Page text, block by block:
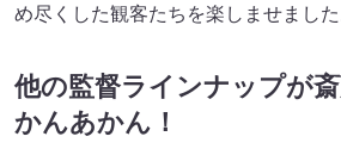
め尽くした観客たちを楽しませました
他の監督ラインナップが
かんあかん！